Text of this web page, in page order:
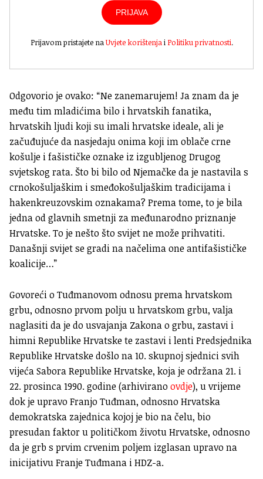
PRIJAVA
Prijavom pristajete naUvjete korištenjai Politiku privatnosti.
Odgovorio je ovako: “Ne zanemarujem! Ja znam da je
među tim mladićima bilo i hrvatskih fanatika,
hrvatskih ljudi koji su imali hrvatske ideale, ali je
začuđujuće da nasjedaju onima koji im oblače crne
košulje i fašističke oznake iz izgubljenog Drugog
svjetskog rata. Što bi bilo od Njemačke da je nastavila s
crnokošuljaškim i smeđokošuljaškim tradicijama i
hakenkreuzovskim oznakama? Prema tome, to je bila
jedna od glavnih smetnji za međunarodno priznanje
Hrvatske. To je nešto što svijet ne može prihvatiti.
Današnji svijet se gradi na načelima one antifašističke
koalicije…”
Govoreći o Tuđmanovom odnosu prema hrvatskom
grbu, odnosno prvom polju u hrvatskom grbu, valja
naglasiti da je do usvajanja Zakona o grbu, zastavi i
himni Republike Hrvatske te zastavi i lenti Predsjednika
Republike Hrvatske došlo na 10. skupnoj sjednici svih
vijeća Sabora Republike Hrvatske, koja je održana 21. i
22. prosinca 1990. godine (arhiviranoovdje), u vrijeme
dok je upravo Franjo Tuđman, odnosno Hrvatska
demokratska zajednica kojoj je bio na čelu, bio
presudan faktor u političkom životu Hrvatske, odnosno
da je grb s prvim crvenim poljem izglasan upravo na
inicijativu Franje Tuđmana i HDZ-a.